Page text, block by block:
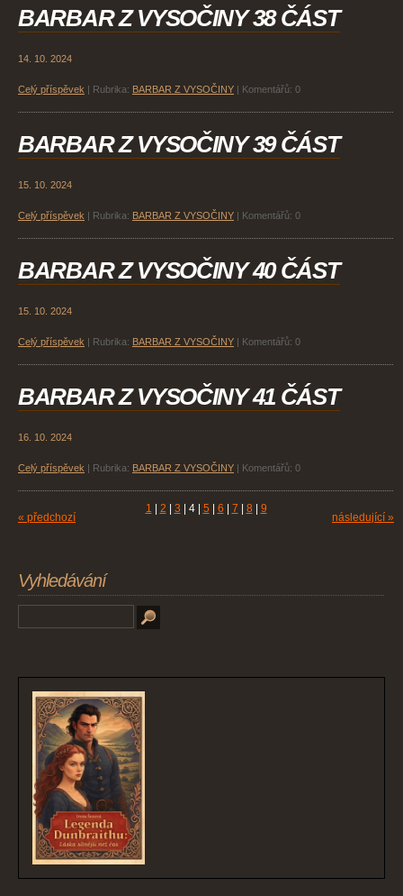
BARBAR Z VYSOČINY 38 ČÁST
14. 10. 2024
Celý příspěvek Rubrika: BARBAR Z VYSOČINY Komentářů: 0
BARBAR Z VYSOČINY 39 ČÁST
15. 10. 2024
Celý příspěvek Rubrika: BARBAR Z VYSOČINY Komentářů: 0
BARBAR Z VYSOČINY 40 ČÁST
15. 10. 2024
Celý příspěvek Rubrika: BARBAR Z VYSOČINY Komentářů: 0
BARBAR Z VYSOČINY 41 ČÁST
16. 10. 2024
Celý příspěvek Rubrika: BARBAR Z VYSOČINY Komentářů: 0
« předchozí
1 2 3 4 5 6 7 8 9
následující »
Vyhledávání